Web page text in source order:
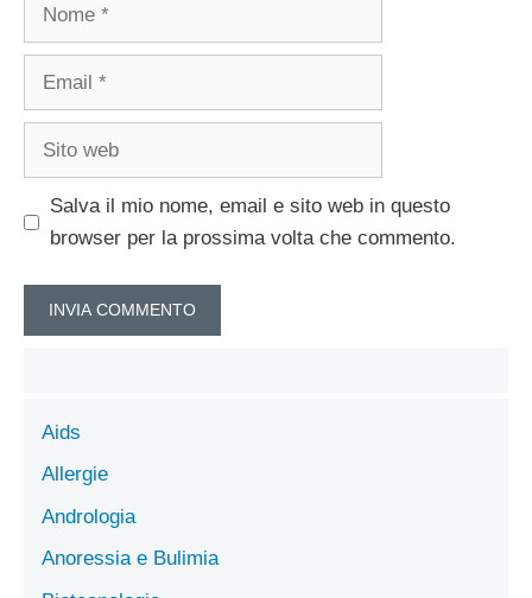
Email
Sito
Salva il mio nome, email e sito web in questo
browser per la prossima volta che commento.
Aids
Allergie
Andrologia
Anoressia e Bulimia